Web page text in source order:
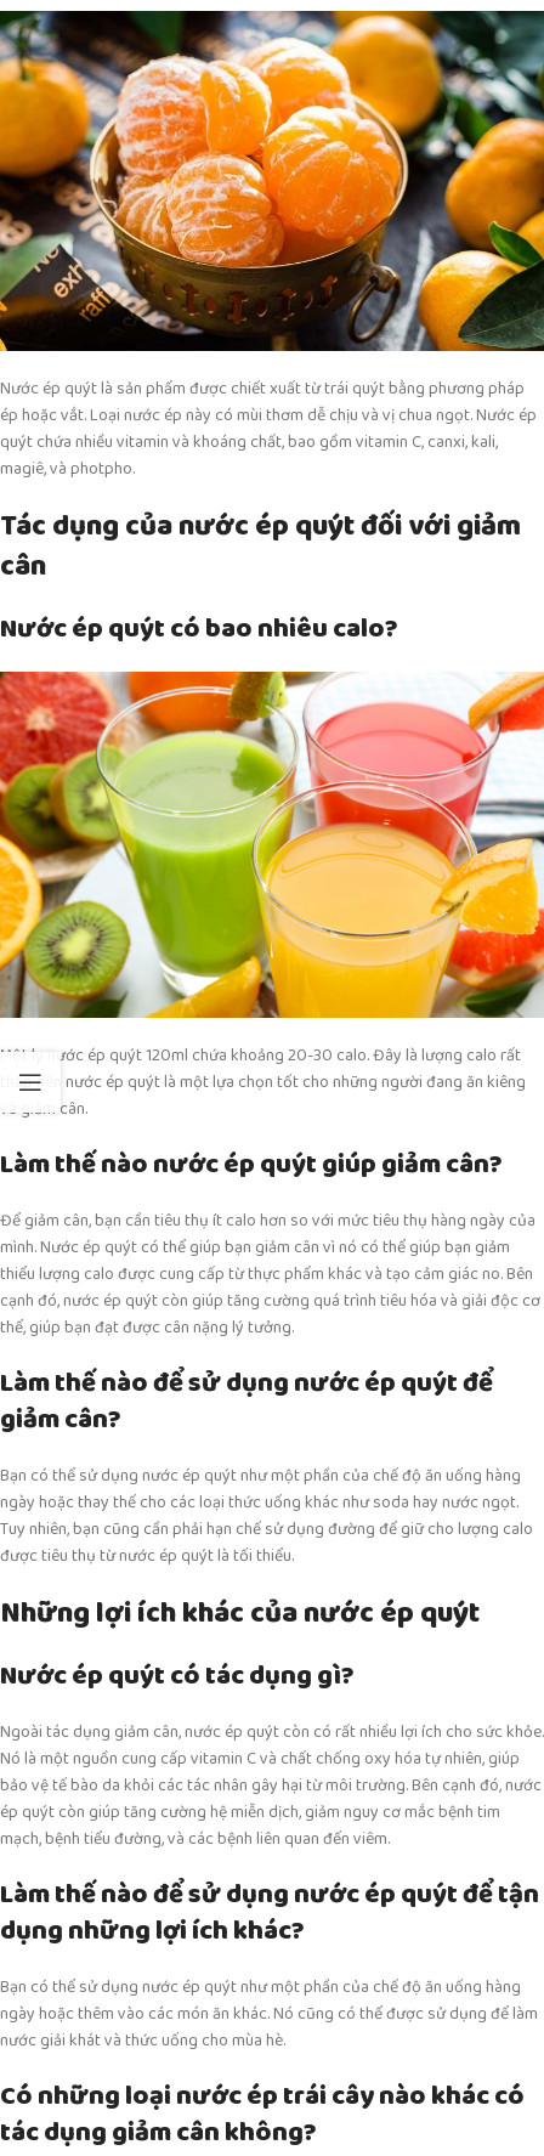
Nước ép quýt là sản phẩm được chiết xuất từ trái quýt bằng phương pháp
ép hoặc vắt. Loại nước ép này có mùi thơm dễ chịu và vị chua ngọt. Nước ép
quýt chứa nhiều vitamin và khoáng chất, bao gồm vitamin C, canxi, kali,
magiê, và photpho.
Tác dụng của nước ép quýt đối với giảm
cân
Nước ép quýt có bao nhiêu calo?
Một ly nước ép quýt 120ml chứa khoảng 20-30 calo. Đây là lượng calo rất
thấp nên nước ép quýt là một lựa chọn tốt cho những người đang ăn kiêng
và giảm cân.
Làm thế nào nước ép quýt giúp giảm cân?
Để giảm cân, bạn cần tiêu thụ ít calo hơn so với mức tiêu thụ hàng ngày của
mình. Nước ép quýt có thể giúp bạn giảm cân vì nó có thể giúp bạn giảm
thiểu lượng calo được cung cấp từ thực phẩm khác và tạo cảm giác no. Bên
cạnh đó, nước ép quýt còn giúp tăng cường quá trình tiêu hóa và giải độc cơ
thể, giúp bạn đạt được cân nặng lý tưởng.
Làm thế nào để sử dụng nước ép quýt để
giảm cân?
Bạn có thể sử dụng nước ép quýt như một phần của chế độ ăn uống hàng
ngày hoặc thay thế cho các loại thức uống khác như soda hay nước ngọt.
Tuy nhiên, bạn cũng cần phải hạn chế sử dụng đường để giữ cho lượng calo
được tiêu thụ từ nước ép quýt là tối thiểu.
Những lợi ích khác của nước ép quýt
Nước ép quýt có tác dụng gì?
Ngoài tác dụng giảm cân, nước ép quýt còn có rất nhiều lợi ích cho sức khỏe.
Nó là một nguồn cung cấp vitamin C và chất chống oxy hóa tự nhiên, giúp
bảo vệ tế bào da khỏi các tác nhân gây hại từ môi trường. Bên cạnh đó, nước
ép quýt còn giúp tăng cường hệ miễn dịch, giảm nguy cơ mắc bệnh tim
mạch, bệnh tiểu đường, và các bệnh liên quan đến viêm.
Làm thế nào để sử dụng nước ép quýt để tận
dụng những lợi ích khác?
Bạn có thể sử dụng nước ép quýt như một phần của chế độ ăn uống hàng
ngày hoặc thêm vào các món ăn khác. Nó cũng có thể được sử dụng để làm
nước giải khát và thức uống cho mùa hè.
Có những loại nước ép trái cây nào khác có
tác dụng giảm cân không?